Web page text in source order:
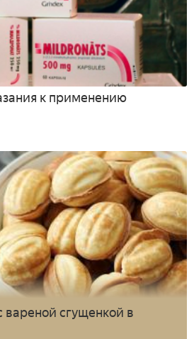
к применению
вареной сгущенкой в